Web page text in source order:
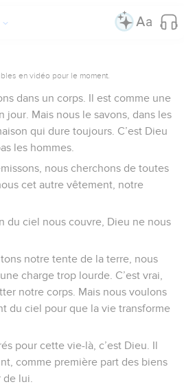
en vidéo pour le moment.
dans un corps. Il est comme une
jour. Mais nous le savons, dans les
qui dure toujours. C’est Dieu
les hommes.
nous cherchons de toutes
cet autre vêtement, notre
du ciel nous couvre, Dieu ne nous
notre tente de la terre, nous
charge trop lourde. C’est vrai,
notre corps. Mais nous voulons
du ciel pour que la vie transforme
pour cette vie-là, c’est Dieu. Il
comme première part des biens
lui.